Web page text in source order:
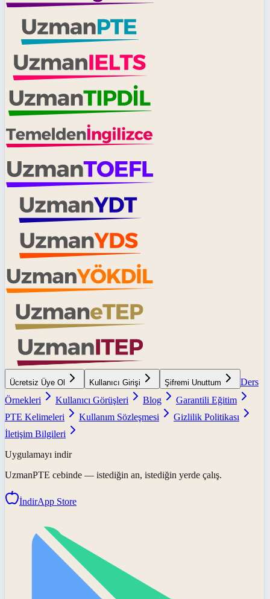
Ücretsiz Üye Ol Kullanıcı Girişi Şifremi Unuttum
Ders
Örnekleri
Kullanıcı Görüşleri Blog
Garantili Eğitim
PTE Kelimeleri
Kullanım Sözleşmesi
Gizlilik Politikası
İletişim Bilgileri
Uygulamayı indir
UzmanPTE cebinde — istediğin an, istediğin yerde çalış.
İndirApp Store